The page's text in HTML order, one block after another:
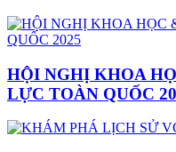
HỘI NGHỊ KHOA
LỰC TOÀN QUỐC